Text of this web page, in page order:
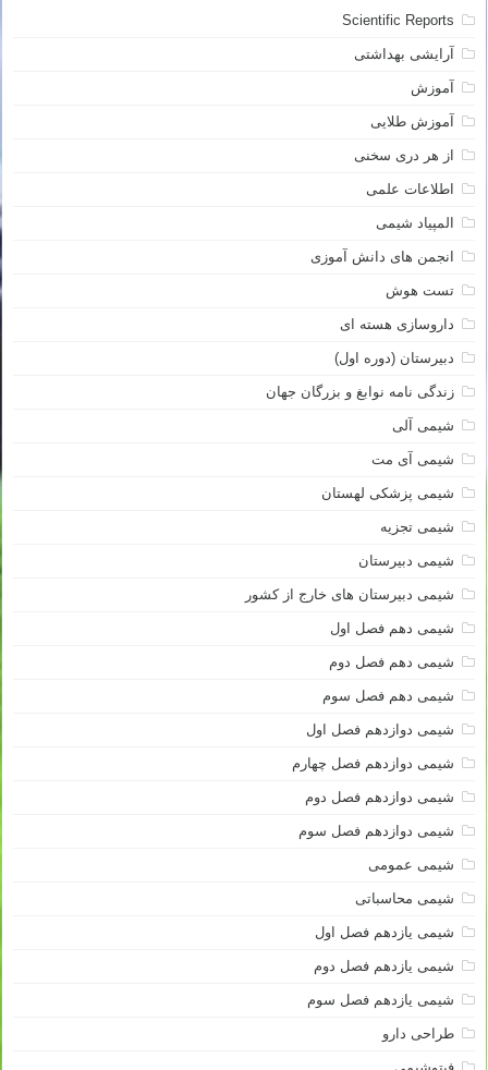
Scientific Reports
آرایشی بهداشتی
آموزش
آموزش طلایی
از هر دری سخنی
اطلاعات علمی
المپیاد شیمی
انجمن های دانش آموزی
تست هوش
داروسازی هسته ای
دبیرستان (دوره اول)
زندگی نامه نوابغ و بزرگان جهان
شیمی آلی
شیمی آی مت
شیمی پزشکی لهستان
شیمی تجزیه
شیمی دبیرستان
شیمی دبیرستان های خارج از کشور
شیمی دهم فصل اول
شیمی دهم فصل دوم
شیمی دهم فصل سوم
شیمی دوازدهم فصل اول
شیمی دوازدهم فصل چهارم
شیمی دوازدهم فصل دوم
شیمی دوازدهم فصل سوم
شیمی عمومی
شیمی محاسباتی
شیمی یازدهم فصل اول
شیمی یازدهم فصل دوم
شیمی یازدهم فصل سوم
طراحی دارو